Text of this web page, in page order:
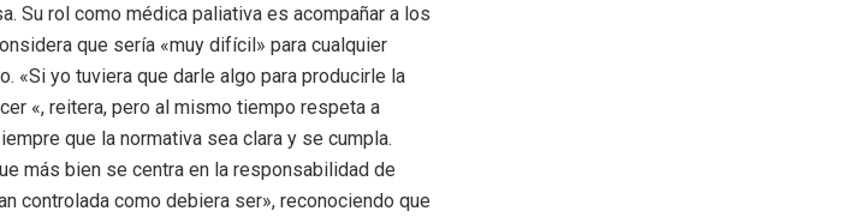
Su rol como médica paliativa es acompañar a los
que sería «muy difícil» para cualquier
«Si yo tuviera que darle algo para producirle la
«, reitera, pero al mismo tiempo respeta a
que la normativa sea clara y se cumpla.
más bien se centra en la responsabilidad de
controlada como debiera ser», reconociendo que